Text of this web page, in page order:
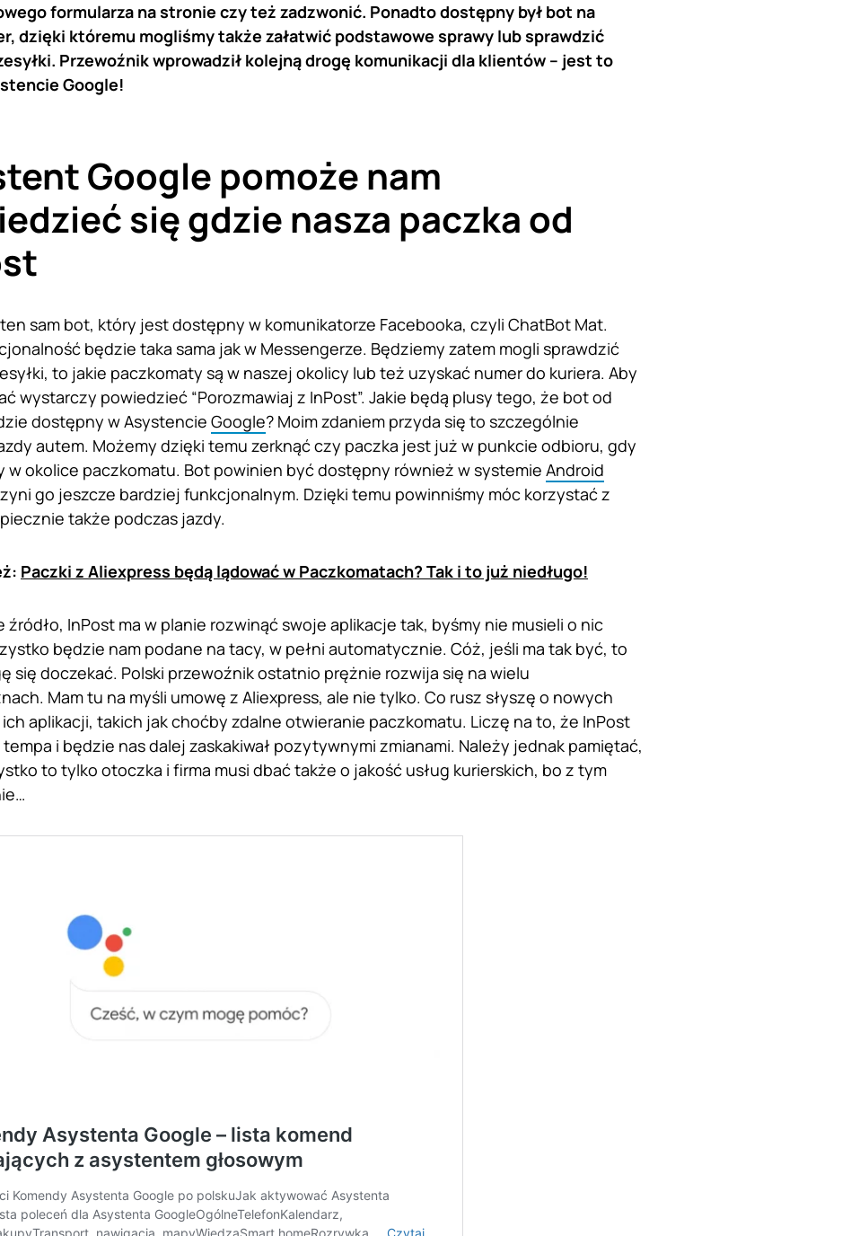
formularza na stronie czy też zadzwonić. Ponadto dostępny był bot na
dzięki któremu mogliśmy także załatwić podstawowe sprawy lub sprawdzić
Przewoźnik wprowadził kolejną drogę komunikacji dla klientów – jest to
Google!
Google pomoże nam
się gdzie nasza paczka od
sam bot, który jest dostępny w komunikatorze Facebooka, czyli ChatBot Mat.
będzie taka sama jak w Messengerze. Będziemy zatem mogli sprawdzić
to jakie paczkomaty są w naszej okolicy lub też uzyskać numer do kuriera. Aby
wystarczy powiedzieć “Porozmawiaj z InPost”. Jakie będą plusy tego, że bot od
dostępny w Asystencie Google? Moim zdaniem przyda się to szczególnie
autem. Możemy dzięki temu zerknąć czy paczka jest już w punkcie odbioru, gdy
w okolice paczkomatu. Bot powinien być dostępny również w systemie Android
go jeszcze bardziej funkcjonalnym. Dzięki temu powinniśmy móc korzystać z
także podczas jazdy.
Paczki z Aliexpress będą lądować w Paczkomatach? Tak i to już niedługo!
źródło, InPost ma w planie rozwinąć swoje aplikacje tak, byśmy nie musieli o nic
będzie nam podane na tacy, w pełni automatycznie. Cóż, jeśli ma tak być, to
się doczekać. Polski przewoźnik ostatnio prężnie rozwija się na wielu
Mam tu na myśli umowę z Aliexpress, ale nie tylko. Co rusz słyszę o nowych
aplikacji, takich jak choćby zdalne otwieranie paczkomatu. Liczę na to, że InPost
i będzie nas dalej zaskakiwał pozytywnymi zmianami. Należy jednak pamiętać,
to tylko otoczka i firma musi dbać także o jakość usług kurierskich, bo z tym